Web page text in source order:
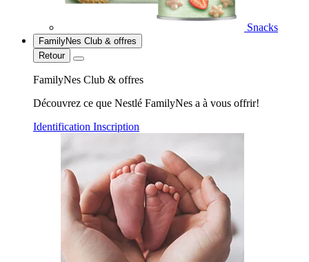
Snacks
FamilyNes Club & offres
Retour
FamilyNes Club & offres
Découvrez ce que Nestlé FamilyNes a à vous offrir!
Identification Inscription